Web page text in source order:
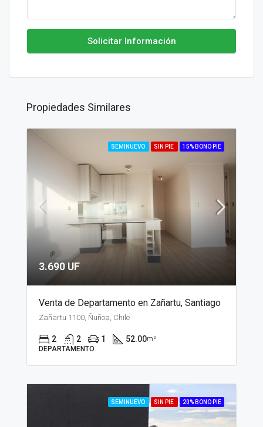
Solicitar Información
Propiedades Similares
SEMINUEVO SIN PIE 15% BONO PIE
3.690 UF
Venta de Departamento en Zañartu, Santiago
Zañartu 1100, Ñuñoa, Chile
2 2 1 52.00m²
DEPARTAMENTO
SEMINUEVO SIN PIE 20% BONO PIE